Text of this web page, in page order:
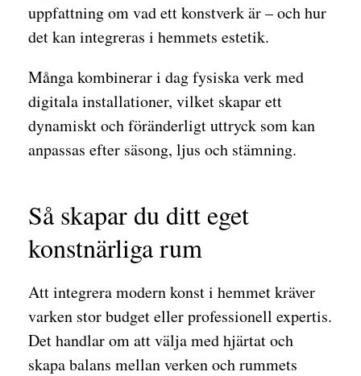
uppfattning om vad ett konstverk är – och hur
det kan integreras i hemmets estetik.
Många kombinerar i dag fysiska verk med
digitala installationer, vilket skapar ett
dynamiskt och föränderligt uttryck som kan
anpassas efter säsong, ljus och stämning.
Så skapar du ditt eget
konstnärliga rum
Att integrera modern konst i hemmet kräver
varken stor budget eller professionell expertis.
Det handlar om att välja med hjärtat och
skapa balans mellan verken och rummets